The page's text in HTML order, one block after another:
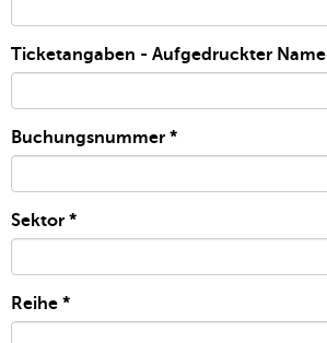
Ticketangaben - Aufgedruckter Name
Buchungsnummer *
Sektor *
Reihe *